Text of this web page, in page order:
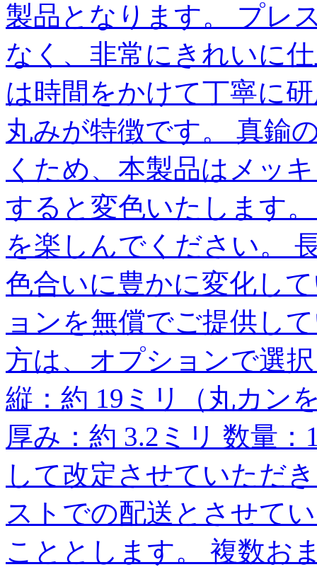
製品となります。 プレ
なく、非常にきれいに
は時間をかけて丁寧に
丸みが特徴です。 真鍮
くため、本製品はメッ
すると変色いたします
を楽しんでください。
色合いに豊かに変化し
ョンを無償でご提供し
方は、オプションで選
縦：約 19ミリ（丸カン
厚み：約 3.2ミリ 数量
して改定させていただ
ストでの配送とさせて
こととします。 複数お